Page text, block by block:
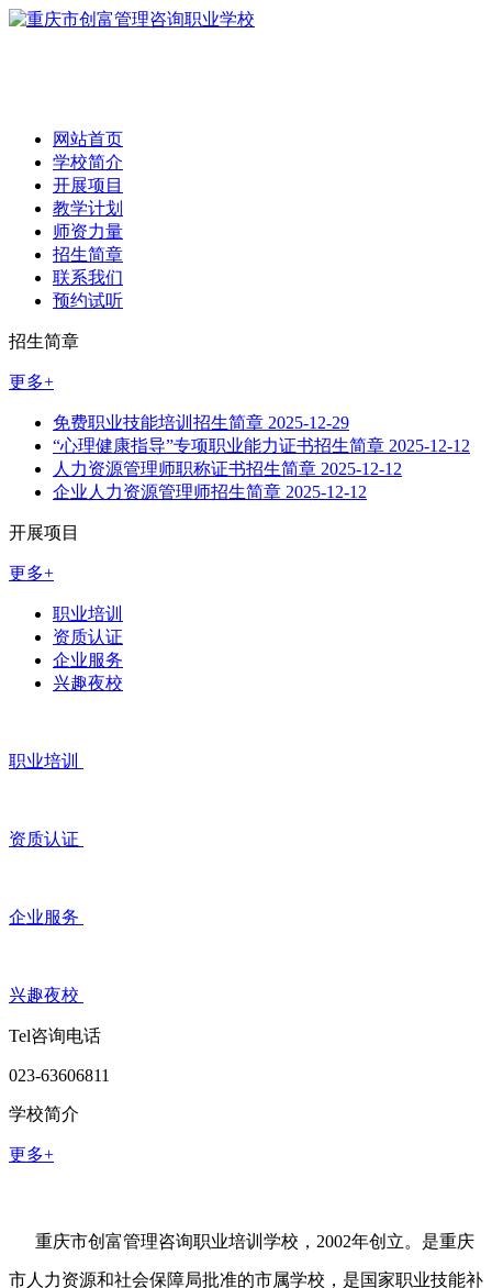
网站首页
学校简介
开展项目
教学计划
师资力量
招生简章
联系我们
预约试听
招生简章
更多+
免费职业技能培训招生简章 2025-12-29
“心理健康指导”专项职业能力证书招生简章 2025-12-12
人力资源管理师职称证书招生简章 2025-12-12
企业人力资源管理师招生简章 2025-12-12
开展项目
更多+
职业培训
资质认证
企业服务
兴趣夜校
职业培训
资质认证
企业服务
兴趣夜校
Tel咨询电话
023-63606811
学校简介
更多+
重庆市创富管理咨询职业培训学校，2002年创立。是重庆
市人力资源和社会保障局批准的市属学校，是国家职业技能补